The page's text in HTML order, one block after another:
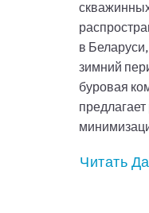
в
зимний
буровая
Читать